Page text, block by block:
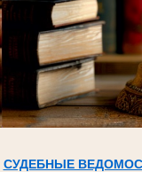
СУДЕБНЫЕ